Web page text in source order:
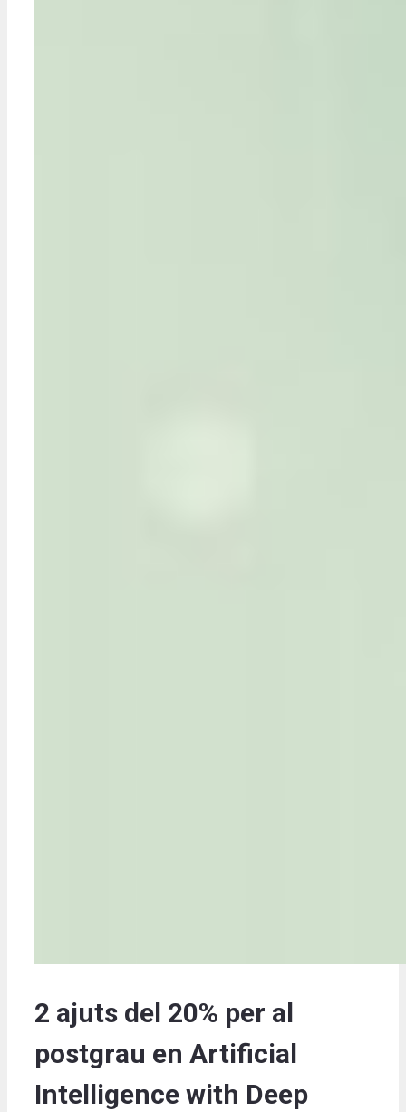
2 ajuts del 20% per al
postgrau en Artificial
Intelligence with Deep